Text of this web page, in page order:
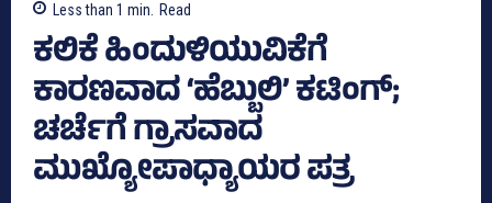
Less than 1 min. Read
ಕಲಿಕೆ ಹಿಂದುಳಿಯುವಿಕೆಗೆ
ಕಾರಣವಾದ ‘ಹೆಬ್ಬುಲಿ’ ಕಟಿಂಗ್‌;
ಚರ್ಚೆಗೆ ಗ್ರಾಸವಾದ
ಮುಖ್ಯೋಪಾಧ್ಯಾಯರ ಪತ್ರ